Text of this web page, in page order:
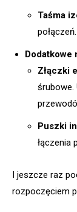
Taśma
połączeń.
Dodatkowe
Złączki
śrubowe.
Puszki
łączenia
I jeszcze raz
rozpoczęciem